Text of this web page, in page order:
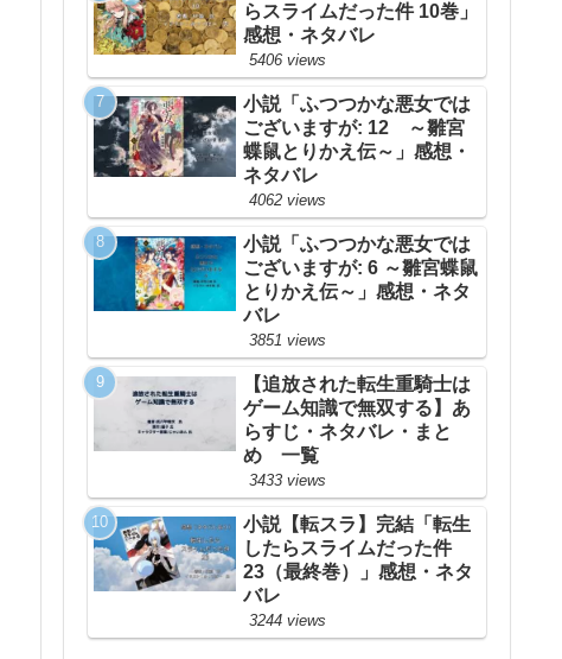
らスライムだった件 10巻」
感想・ネタバレ
5406 views
小説「ふつつかな悪女では
ございますが: 12 ～雛宮
蝶鼠とりかえ伝～」感想・
ネタバレ
4062 views
小説「ふつつかな悪女では
ございますが: 6 ～雛宮蝶鼠
とりかえ伝～」感想・ネタ
バレ
3851 views
【追放された転生重騎士は
ゲーム知識で無双する】あ
らすじ・ネタバレ・まと
め 一覧
3433 views
小説【転スラ】完結「転生
したらスライムだった件
23（最終巻）」感想・ネタ
バレ
3244 views